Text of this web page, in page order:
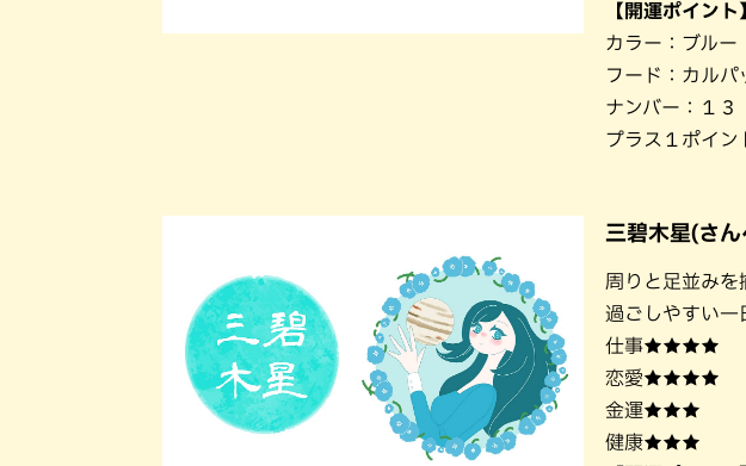
【開運ポイント
カラー：ブルー
フード：カルパ
ナンバー：１３
プラス１ポイン
三碧木星(さ
周りと足並みを
過ごしやすい一
仕事★★★★
恋愛★★★★
金運★★★
健康★★★